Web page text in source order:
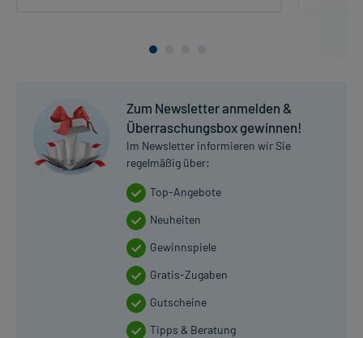
Zum Newsletter anmelden &
Überraschungsbox gewinnen!
Im Newsletter informieren wir Sie
regelmäßig über:
Top-Angebote
Neuheiten
Gewinnspiele
Gratis-Zugaben
Gutscheine
Tipps & Beratung